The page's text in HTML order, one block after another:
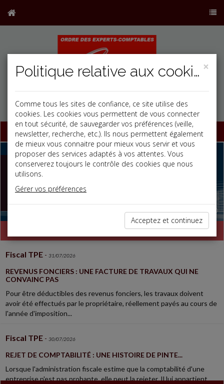
Base documentaire
Pour Réussir les
étapes clés de
Previous
Fiscal TPE - 31/07/2026
REVENUS FONCIERS : UNE FACTURE DE TRAVAUX QUI NE
CONVAINC PAS
Pour être déductibles des revenus fonciers, les travaux doivent
avoir été effectués par le propriétaire, réellement payés au cours de
l'année d'imposition...
Fiscal TPE - 30/07/2026
REJET DE COMPTABILITÉ : UNE HISTOIRE DE PINTE...
Lorsque l'administration fiscale estime que la comptabilité d'une
entreprise n'est pas probante, elle peut la rejeter. Il lui appartient
×
Politique relative aux cookies
Comme tous les sites de confiance, ce site utilise des
cookies. Les cookies vous permettent de vous connecter
en tout sécurité, de sauvegarder vos préférences (veille,
newsletter, recherche, etc.). Ils nous permettent également
de mieux vous connaitre pour mieux vous servir et vous
proposer des services adaptés à vos attentes. Vous
conserverez toujours le contrôle des cookies que nous
utilisons.
Gérer vos préférences
Acceptez et continuez